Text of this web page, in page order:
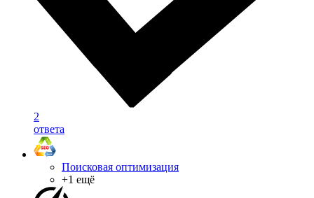
2
ответа
Поисковая оптимизация
+1 ещё